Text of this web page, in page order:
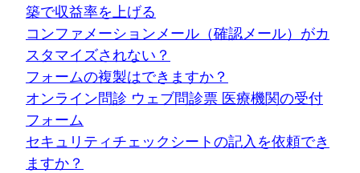
築で収益率を上げる
コンファメーションメール（確認メール）がカ
スタマイズされない？
フォームの複製はできますか？
オンライン問診 ウェブ問診票 医療機関の受付
フォーム
セキュリティチェックシートの記入を依頼でき
ますか？